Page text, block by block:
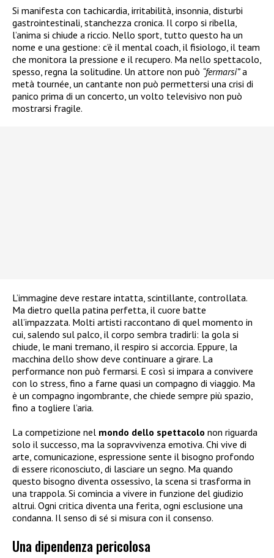
Si manifesta con tachicardia, irritabilità, insonnia, disturbi
gastrointestinali, stanchezza cronica. Il corpo si ribella,
l’anima si chiude a riccio. Nello sport, tutto questo ha un
nome e una gestione: c’è il mental coach, il fisiologo, il team
che monitora la pressione e il recupero. Ma nello spettacolo,
spesso, regna la solitudine. Un attore non può “fermarsi”a
metà tournée, un cantante non può permettersi una crisi di
panico prima di un concerto, un volto televisivo non può
mostrarsi fragile.
L’immagine deve restare intatta, scintillante, controllata.
Ma dietro quella patina perfetta, il cuore batte
all’impazzata. Molti artisti raccontano di quel momento in
cui, salendo sul palco, il corpo sembra tradirli: la gola si
chiude, le mani tremano, il respiro si accorcia. Eppure, la
macchina dello show deve continuare a girare. La
performance non può fermarsi. E così si impara a convivere
con lo stress, fino a farne quasi un compagno di viaggio. Ma
è un compagno ingombrante, che chiede sempre più spazio,
fino a togliere l’aria.
La competizione nel mondo dello spettacolo non riguarda
solo il successo, ma la sopravvivenza emotiva. Chi vive di
arte, comunicazione, espressione sente il bisogno profondo
di essere riconosciuto, di lasciare un segno. Ma quando
questo bisogno diventa ossessivo, la scena si trasforma in
una trappola. Si comincia a vivere in funzione del giudizio
altrui. Ogni critica diventa una ferita, ogni esclusione una
condanna. Il senso di sé si misura con il consenso.
Una dipendenza pericolosa